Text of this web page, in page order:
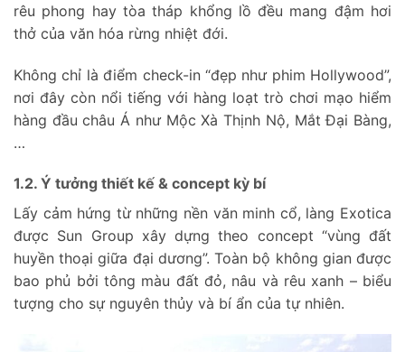
rêu phong hay tòa tháp khổng lồ đều mang đậm hơi
thở của văn hóa rừng nhiệt đới.
Không chỉ là điểm check-in “đẹp như phim Hollywood”,
nơi đây còn nổi tiếng với hàng loạt trò chơi mạo hiểm
hàng đầu châu Á như Mộc Xà Thịnh Nộ, Mắt Đại Bàng,
…
1.2. Ý tưởng thiết kế & concept kỳ bí
Lấy cảm hứng từ những nền văn minh cổ, làng Exotica
được Sun Group xây dựng theo concept “vùng đất
huyền thoại giữa đại dương”. Toàn bộ không gian được
bao phủ bởi tông màu đất đỏ, nâu và rêu xanh – biểu
tượng cho sự nguyên thủy và bí ẩn của tự nhiên.